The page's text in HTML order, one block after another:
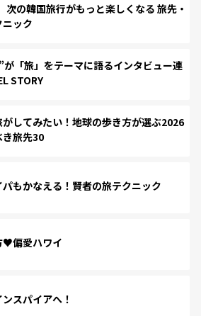
の韓国旅行がもっと楽しくなる 旅先・
ック
が「旅」をテーマに語るインタビュー連
STORY
してみたい！地球の歩き方が選ぶ2026
旅先30
もかなえる！賢者の旅テクニック
♥偏愛ハワイ
スパイアへ！